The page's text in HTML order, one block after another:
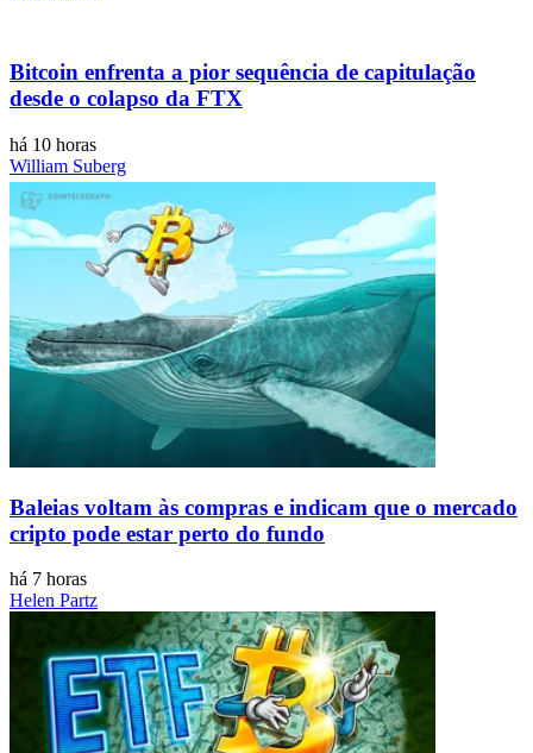
Bitcoin enfrenta a pior sequência de capitulação
desde o colapso da FTX
há 10 horas
William Suberg
Baleias voltam às compras e indicam que o mercado
cripto pode estar perto do fundo
há 7 horas
Helen Partz